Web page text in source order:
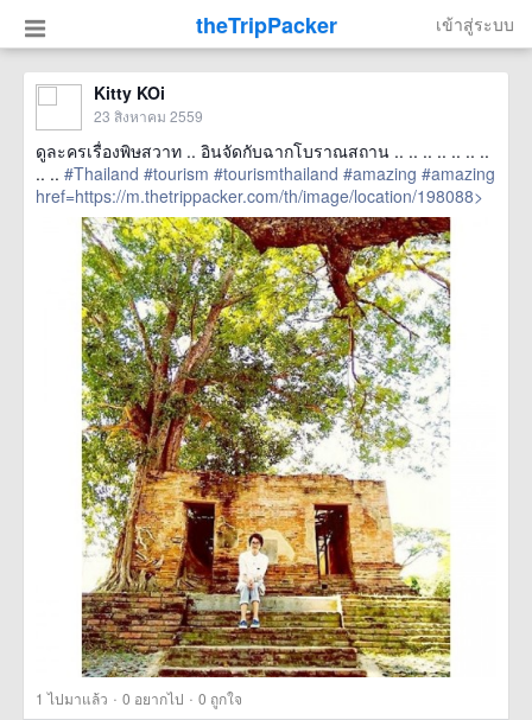
theTripPacker เข้าสู่ระบบ
Kitty KOi
23 สิงหาคม 2559
ดูละครเรื่องพิษสวาท .. อินจัดกับฉากโบราณสถาน .. .. .. .. .. .. ..
.. .. #Thailand #tourism #tourismthailand #amazing #amazing
href=https://m.thetrippacker.com/th/image/location/198088>
1 ไปมาแล้ว · 0 อยากไป · 0 ถูกใจ